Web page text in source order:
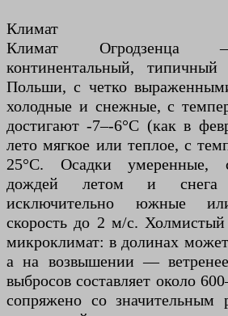
Климат
Климат Огродзенца
континентальный, типичный
Польши, с четко
холодные и снежные, с
достигают -7–-6°C (как в
лето мягкое или теплое, с
25°C. Осадки умеренные,
дождей летом и
исключительно южные
скорость до 2 м/с. Холмистый
микроклимат: в долинах
а на возвышении —
выбросов составляет около
сопряжено со значительным